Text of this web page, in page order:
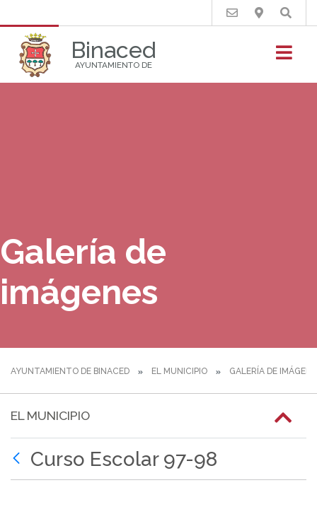
Binaced
AYUNTAMIENTO DE
Buscar
Galería de
imágenes
AYUNTAMIENTO DE BINACED EL MUNICIPIO GALERÍA DE
EL MUNICIPIO
Curso Escolar 97-98